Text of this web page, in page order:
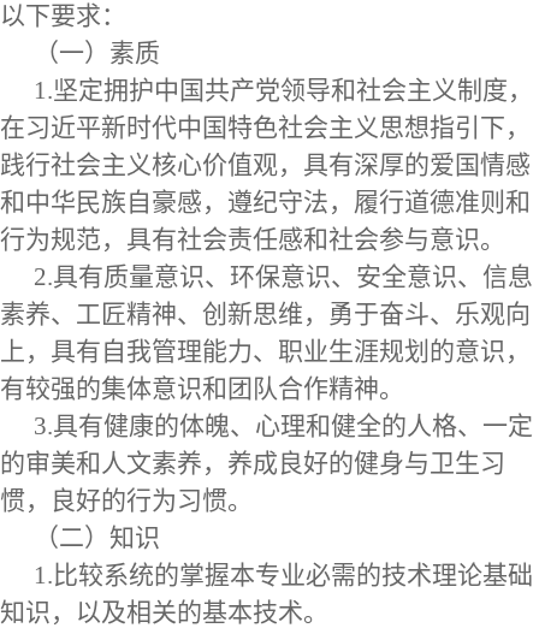
以下要求：
（一）素质
1.坚定拥护中国共产党领导和社会主义制度，
在习近平新时代中国特色社会主义思想指引下，
践行社会主义核心价值观，具有深厚的爱国情感
和中华民族自豪感，遵纪守法，履行道德准则和
行为规范，具有社会责任感和社会参与意识。
2.具有质量意识、环保意识、安全意识、信息
素养、工匠精神、创新思维，勇于奋斗、乐观向
上，具有自我管理能力、职业生涯规划的意识，
有较强的集体意识和团队合作精神。
3.具有健康的体魄、心理和健全的人格、一定
的审美和人文素养，养成良好的健身与卫生习
惯，良好的行为习惯。
（二）知识
1.比较系统的掌握本专业必需的技术理论基础
知识，以及相关的基本技术。